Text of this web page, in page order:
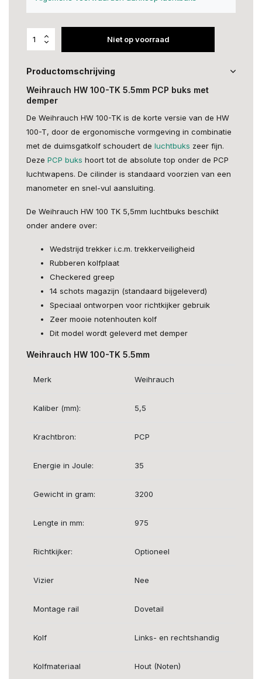
Niet op voorraad
Productomschrijving
Weihrauch HW 100-TK 5.5mm PCP buks met
demper
De Weihrauch HW 100-TK is de korte versie van de HW
100-T, door de ergonomische vormgeving in combinatie
met de duimsgatkolf schoudert de luchtbuks zeer fijn.
Deze PCP buks hoort tot de absolute top onder de PCP
luchtwapens. De cilinder is standaard voorzien van een
manometer en snel-vul aansluiting.
De Weihrauch HW 100 TK 5,5mm luchtbuks beschikt
onder andere over:
Wedstrijd trekker i.c.m. trekkerveiligheid
Rubberen kolfplaat
Checkered greep
14 schots magazijn (standaard bijgeleverd)
Speciaal ontworpen voor richtkijker gebruik
Zeer mooie notenhouten kolf
Dit model wordt geleverd met demper
Weihrauch HW 100-TK 5.5mm
Merk Weihrauch
Kaliber (mm): 5,5
Krachtbron: PCP
Energie in Joule: 35
Gewicht in gram: 3200
Lengte in mm: 975
Richtkijker: Optioneel
Vizier Nee
Montage rail Dovetail
Kolf Links- en rechtshandig
Kolfmateriaal Hout (Noten)